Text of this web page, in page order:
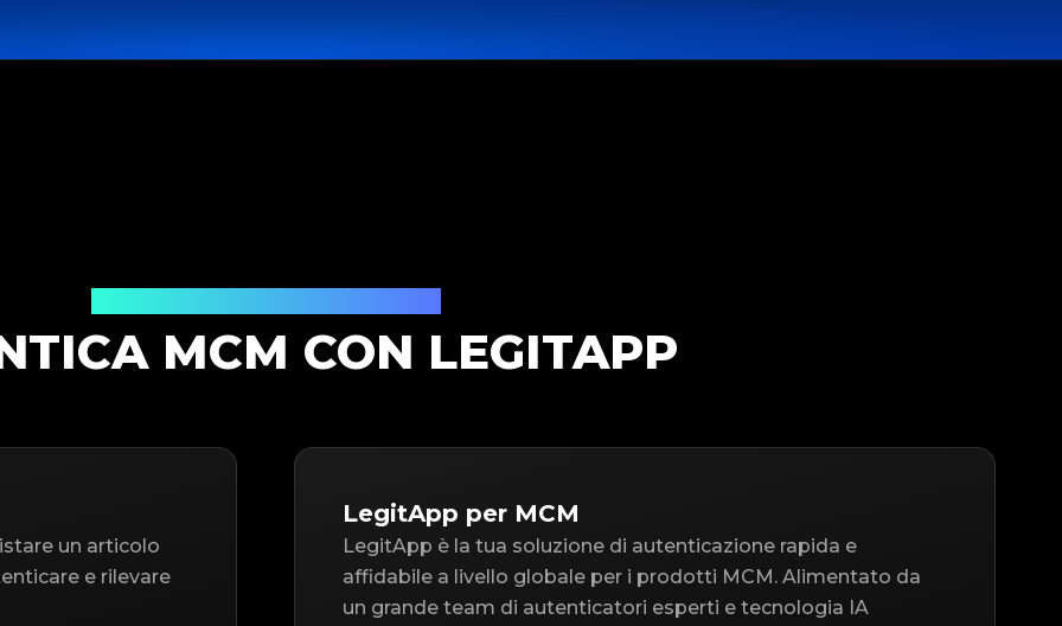
MCM CON LEGITAPP
un articolo
e rilevare
LegitApp per MCM
LegitApp è la tua soluzione di autenticazione rapida e
affidabile a livello globale per i prodotti MCM. Alimentato da
un grande team di autenticatori esperti e tecnologia IA